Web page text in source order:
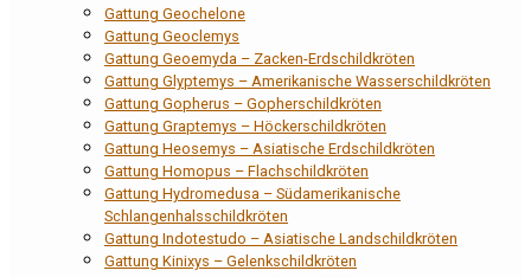
Gattung Geochelone
Gattung Geoclemys
Gattung Geoemyda – Zacken-Erdschildkröten
Gattung Glyptemys – Amerikanische Wasserschildkröten
Gattung Gopherus – Gopherschildkröten
Gattung Graptemys – Höckerschildkröten
Gattung Heosemys – Asiatische Erdschildkröten
Gattung Homopus – Flachschildkröten
Gattung Hydromedusa – Südamerikanische
Schlangenhalsschildkröten
Gattung Indotestudo – Asiatische Landschildkröten
Gattung Kinixys – Gelenkschildkröten